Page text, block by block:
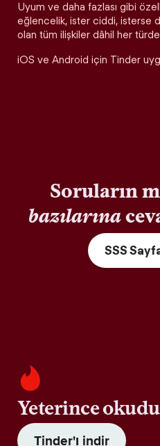
Uyum ve daha fazlası gibi
eğlencelik, ister ciddi, isterse
olan tüm ilişkiler dâhil her
iOS ve Android için Tinder
Soruların
bazılarına
SSS
Yeterince
Tinder'ı indir